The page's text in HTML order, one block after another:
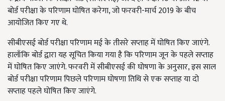
बोर्ड परीक्षा के परिणाम घोषित करेगा, जो फरवरी-मार्च 2019 के बीच
आयोजित किए गए थे.
सीबीएसई बोर्ड परीक्षा परिणाम मई के तीसरे सप्ताह में घोषित किए जाएंगे.
हालाँकि बोर्ड द्वारा यह सूचित किया गया है कि परिणाम जून के पहले सप्ताह
में घोषित किए जाएंगे. फरवरी में सीबीएसई की घोषणा के अनुसार, इस साल
बोर्ड परीक्षा परिणाम पिछले परिणाम घोषणा तिथि से एक सप्ताह या दो
सप्ताह पहले घोषित किए जाएंगे.